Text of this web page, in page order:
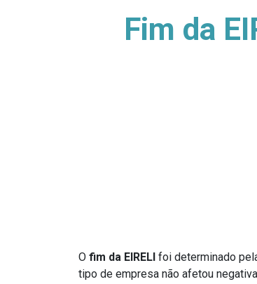
Fim da
O fim da EIRELI foi determinado
tipo de empresa não afetou